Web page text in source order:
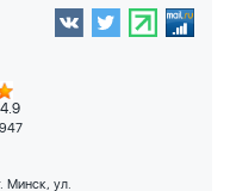
947
Минск, ул.